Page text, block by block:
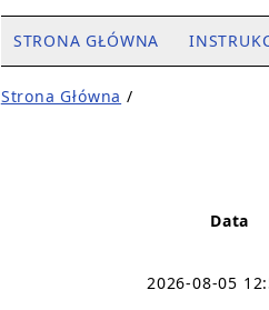
STRONA GŁÓWNA
Strona Główna /
Data
2026-08-05